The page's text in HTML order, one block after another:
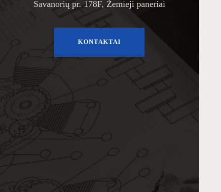
Savanorių pr. 178F, Žemieji paneriai
KONTAKTAI